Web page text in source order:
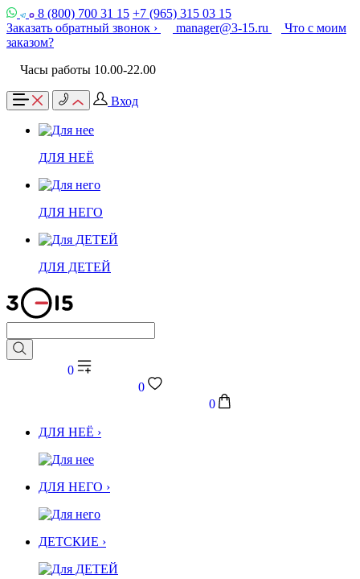
8 (800) 700 31 15 +7 (965) 315 03 15
Заказать обратный звонок ›
manager@3-15.ru
Что с моим
заказом?
Часы работы 10.00-22.00
Вход
ДЛЯ НЕЁ
ДЛЯ НЕГО
ДЛЯ ДЕТЕЙ
0
0
0
ДЛЯ НЕЁ ›
ДЛЯ НЕГО ›
ДЕТСКИЕ ›